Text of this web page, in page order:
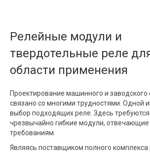
Релейные модули и
твердотельные реле
области применения
Проектирование машинного и заводского
связано со многими трудностями. Одной
выбор подходящих реле. Здесь
чрезвычайно гибкие модули,
требованиям.
Являясь поставщиком полного